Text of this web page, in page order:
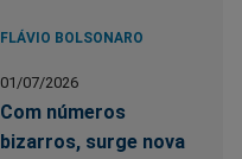
FLÁVIO BOLSONARO
01/07/2026
Com números
bizarros, surge nova